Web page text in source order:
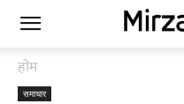
होम
समाचार